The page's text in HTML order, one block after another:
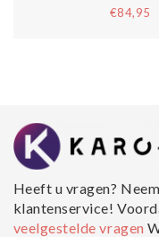
€84,95
Heeft u vragen?
klantenservice!
veelgestelde vragen